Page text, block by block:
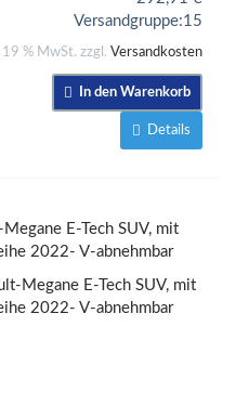
Versandgruppe:15
19 % MwSt. zzgl. Versandkosten
In den Warenkorb
Details
E-Tech SUV, mit
2022- V-abnehmbar